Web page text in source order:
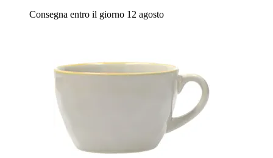
Consegna entro il giorno 12 agosto